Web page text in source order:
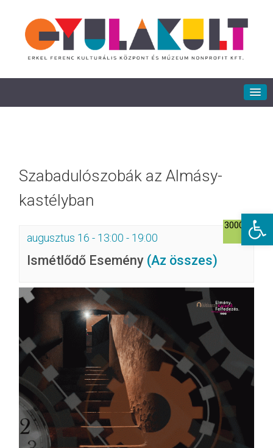
Szabadulószobák az Almásy-
kastélyban
augusztus 16 - 13:00 - 19:00
Ismétlődő Esemény (Az összes)
3000Ft